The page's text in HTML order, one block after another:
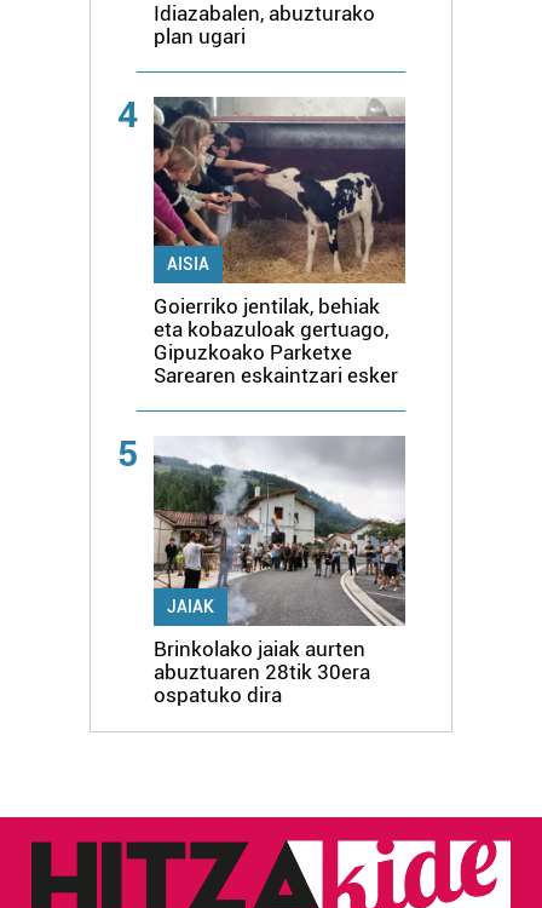
Idiazabalen, abuzturako
plan ugari
4
AISIA
Goierriko jentilak, behiak
eta kobazuloak gertuago,
Gipuzkoako Parketxe
Sarearen eskaintzari esker
5
JAIAK
Brinkolako jaiak aurten
abuztuaren 28tik 30era
ospatuko dira